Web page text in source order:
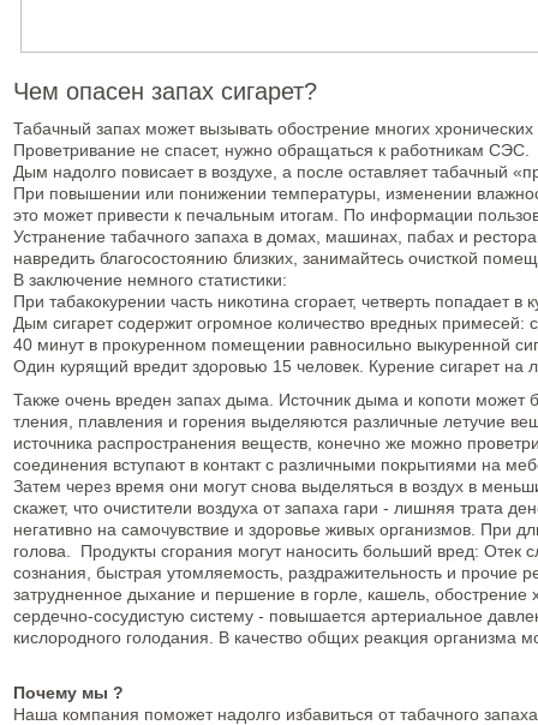
Чем опасен запах сигарет?
Табачный запах может вызывать обострение многих
Проветривание не спасет, нужно обращаться к работникам СЭС.
Дым надолго повисает в воздухе, а после оставляет табачный
При повышении или понижении температуры, изменении
это может привести к печальным итогам. По информации
Устранение табачного запаха в домах, машинах, пабах и
навредить благосостоянию близких, занимайтесь очисткой
В заключение немного статистики:
При табакокурении часть никотина сгорает, четверть
Дым сигарет содержит огромное количество вредных примесей:
40 минут в прокуренном помещении равносильно выкуренной
Один курящий вредит здоровью 15 человек. Курение сигарет
Также очень вреден запах дыма. Источник дыма и копоти
тления, плавления и горения выделяются различные летучие
источника распространения веществ, конечно же можно
соединения вступают в контакт с различными покрытиями на
Затем через время они могут снова выделяться в воздух в
скажет, что очистители воздуха от запаха гари - лишняя трата
негативно на самочувствие и здоровье живых организмов. При
голова. Продукты сгорания могут наносить больший вред: Отек
сознания, быстрая утомляемость, раздражительность и прочие
затрудненное дыхание и першение в горле, кашель,
сердечно-сосудистую систему - повышается артериальное
кислородного голодания. В качество общих реакция организма
Почему мы ?
Наша компания поможет надолго избавиться от табачного